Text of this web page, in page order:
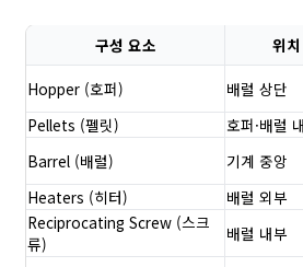
구성 요소 위치
Hopper (호퍼)
배럴 상단
Pellets (펠릿)
호퍼·배럴
Barrel (배럴)
기계 중앙
Heaters (히터)
배럴 외부
Reciprocating Screw (스크
류)
배럴 내부